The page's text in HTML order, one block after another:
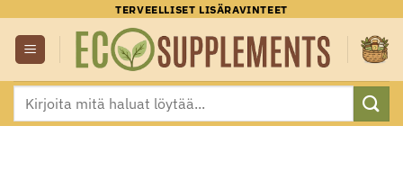
content
TERVEELLISET LISÄRAVINTEET
Etsi: